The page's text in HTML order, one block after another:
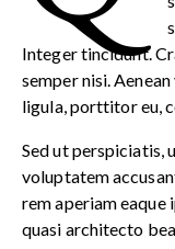
Integer tincidunt.
semper nisi.
ligula, porttitor eu,
Sed ut perspiciatis,
voluptatem
rem aperiam eaque
quasi architecto